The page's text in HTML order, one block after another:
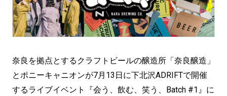
奈良を拠点とするクラフトビールの醸造所「奈良醸造」
とポニーキャニオンが7月13日に下北沢ADRIFTで開催
するライブイベント『会う、飲む、笑う、Batch #1』に